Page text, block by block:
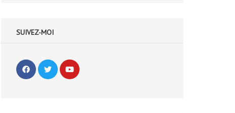
SUIVEZ-MOI